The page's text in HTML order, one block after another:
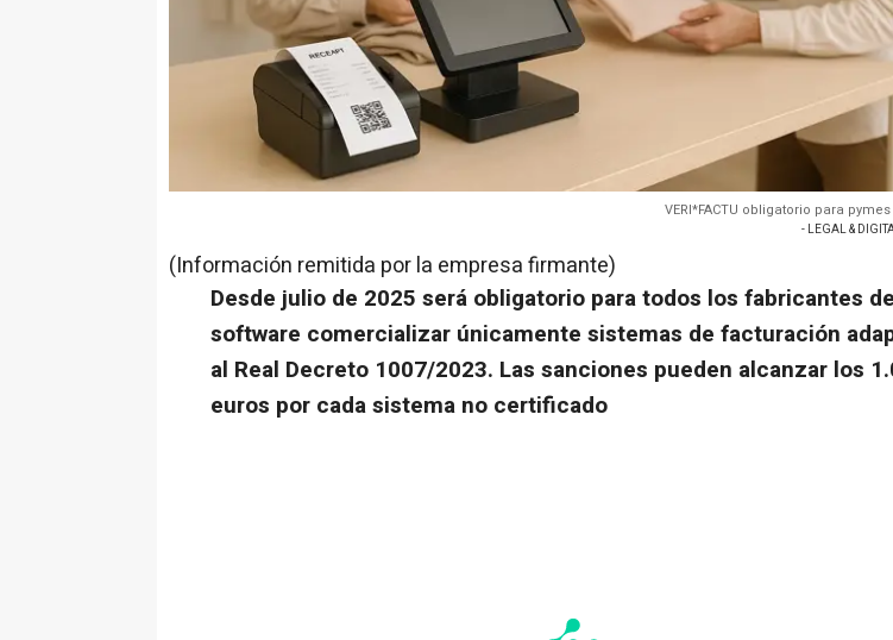
VERI*FACTU obligatorio para
- LEGAL &
(Información remitida por la empresa firmante)
Desde julio de 2025 será obligatorio para todos los fabricantes de
software comercializar únicamente sistemas de facturación
al Real Decreto 1007/2023. Las sanciones pueden alcanzar los
euros por cada sistema no certificado